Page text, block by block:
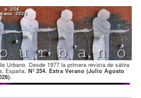
Urbano. Desde 1977 la primera revista de sátira
España. Nº 254. Extra Verano (Julio Agosto
.